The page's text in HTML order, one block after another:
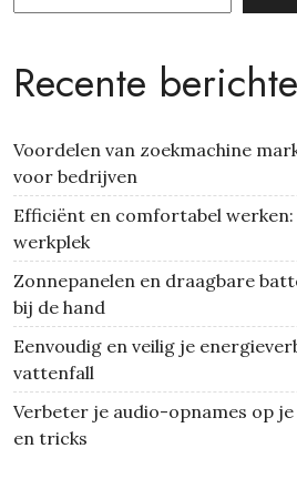
Recente
Voordelen van zoekmachine
voor bedrijven
Efficiënt en comfortabel
werkplek
Zonnepanelen en draagbare
bij de hand
Eenvoudig en veilig je
vattenfall
Verbeter je audio-opnames op
en tricks